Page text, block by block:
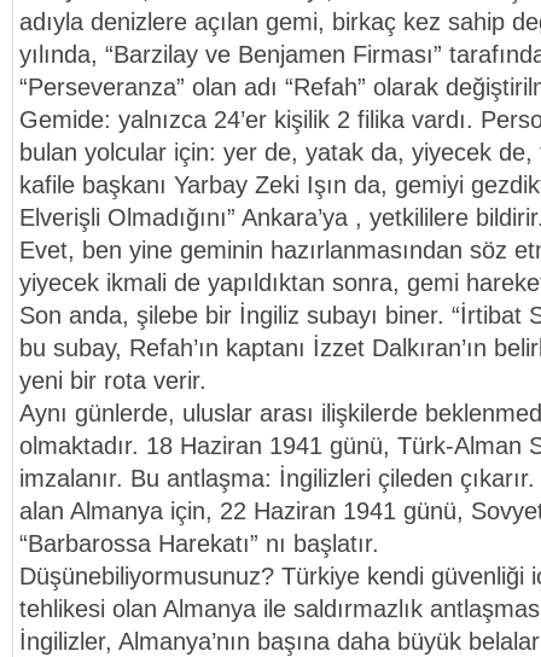
adıyla denizlere açılan gemi, birkaç kez sahip
yılında, “Barzilay ve Benjamen Firması”
“Perseveranza” olan adı “Refah” olarak
Gemide: yalnızca 24’er kişilik 2 filika vardı.
bulan yolcular için: yer de, yatak da, yiyecek
kafile başkanı Yarbay Zeki Işın da, gemiyi
Elverişli Olmadığını” Ankara’ya , yetkililere
Evet, ben yine geminin hazırlanmasından söz
yiyecek ikmali de yapıldıktan sonra, gemi
Son anda, şilebe bir İngiliz subayı biner. “İrtibat
bu subay, Refah’ın kaptanı İzzet Dalkıran’ın
yeni bir rota verir.
Aynı günlerde, uluslar arası ilişkilerde
olmaktadır. 18 Haziran 1941 günü, Türk-Alman
imzalanır. Bu antlaşma: İngilizleri çileden
alan Almanya için, 22 Haziran 1941 günü,
“Barbarossa Harekatı” nı başlatır.
Düşünebiliyormusunuz? Türkiye kendi güvenliği
tehlikesi olan Almanya ile saldırmazlık
İngilizler, Almanya’nın başına daha büyük